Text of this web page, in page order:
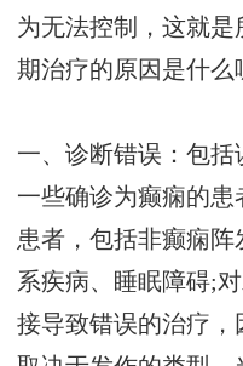
为无法控制，这就
期治疗的原因是什么
一、诊断错误：包括
一些确诊为癫痫的
患者，包括非癫痫
系疾病、睡眠障碍;
接导致错误的治疗